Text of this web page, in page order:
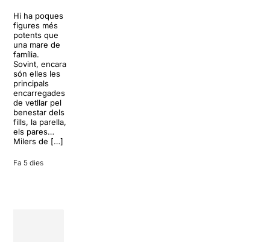
Hi ha poques
figures més
potents que
una mare de
família.
Sovint, encara
són elles les
principals
encarregades
de vetllar pel
benestar dels
fills, la parella,
els pares…
Milers de […]
Fa 5 dies